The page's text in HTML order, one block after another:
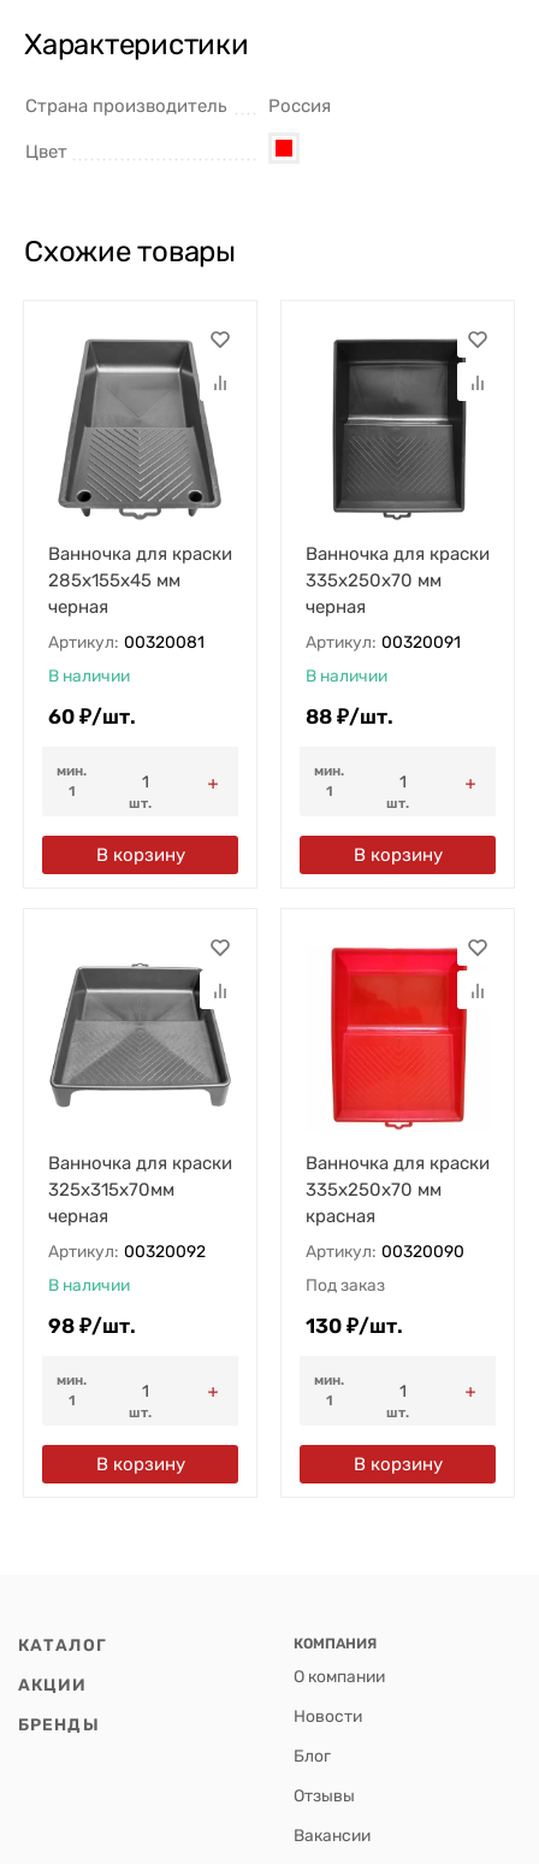
Характеристики
Страна производитель Россия
Цвет
Cхожие товары
Ванночка для краски
285х155х45 мм
черная
Артикул: 00320081
В наличии
60 ₽/шт.
мин.
1
шт.
В корзину
Ванночка для краски
335х250х70 мм
черная
Артикул: 00320091
В наличии
88 ₽/шт.
мин.
1
шт.
В корзину
Ванночка для краски
325х315х70мм
черная
Артикул: 00320092
В наличии
98 ₽/шт.
мин.
1
шт.
В корзину
Ванночка для краски
335х250х70 мм
красная
Артикул: 00320090
Под заказ
130 ₽/шт.
мин.
1
шт.
В корзину
КАТАЛОГ
АКЦИИ
БРЕНДЫ
КОМПАНИЯ
О компании
Новости
Блог
Отзывы
Вакансии